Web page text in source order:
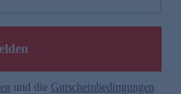
und die Gutscheinbedingungen